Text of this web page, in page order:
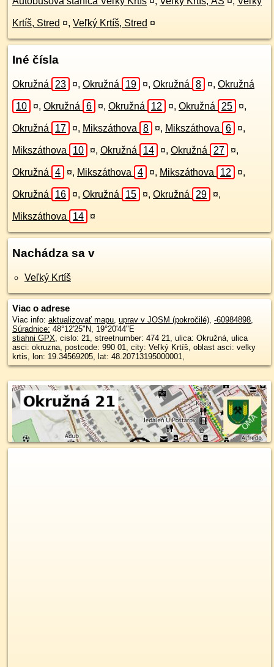
Krtíš, Stred ¤, Veľký Krtíš, Stred ¤
Iné čísla
Okružná 23 ¤, Okružná 19 ¤, Okružná 8 ¤, Okružná
10 ¤, Okružná 6 ¤, Okružná 12 ¤, Okružná 25 ¤,
Okružná 17 ¤, Mikszáthova 8 ¤, Mikszáthova 6 ¤,
Mikszáthova 10 ¤, Okružná 14 ¤, Okružná 27 ¤,
Okružná 4 ¤, Mikszáthova 4 ¤, Mikszáthova 12 ¤,
Okružná 16 ¤, Okružná 15 ¤, Okružná 29 ¤,
Mikszáthova 14 ¤
Nachádza sa v
Veľký Krtíš
Viac o adrese
Viac info: aktualizovať mapu, uprav v JOSM (pokročilé), -60984898,
Súradnice: 48°12'25"N, 19°20'44"E
stiahni GPX, cislo: 21, streetnumber: 474 21, ulica: Okružná, ulica
asci: okruzna, postcode: 990 01, city: Veľký Krtíš, oblast asci: velky
krtis, lon: 19.34569205, lat: 48.20713195000001,